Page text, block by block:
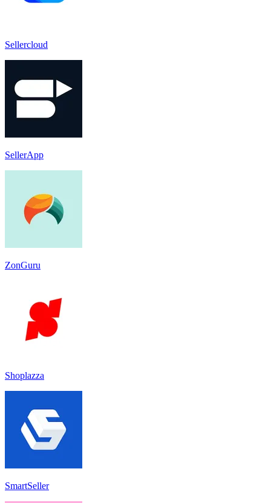
Sellercloud
SellerApp
ZonGuru
Shoplazza
SmartSeller